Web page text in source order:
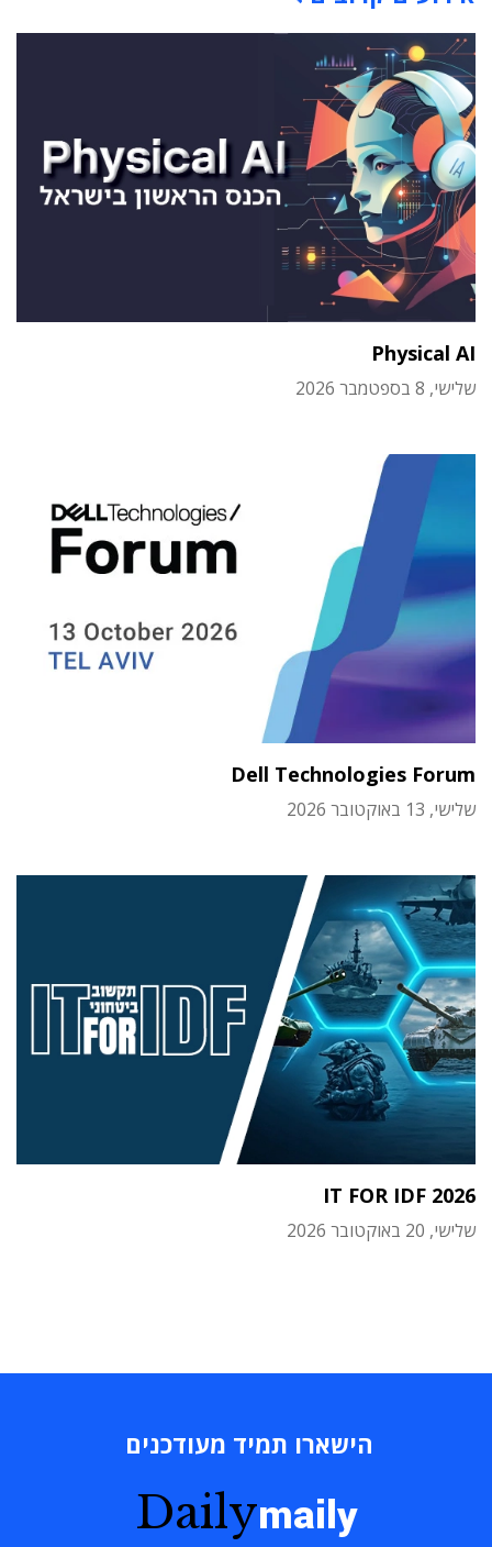
Physical AI
שלישי, 8 בספטמבר 2026
Dell Technologies Forum
שלישי, 13 באוקטובר 2026
IT FOR IDF 2026
שלישי, 20 באוקטובר 2026
הישארו תמיד מעודכנים
Dailymaily